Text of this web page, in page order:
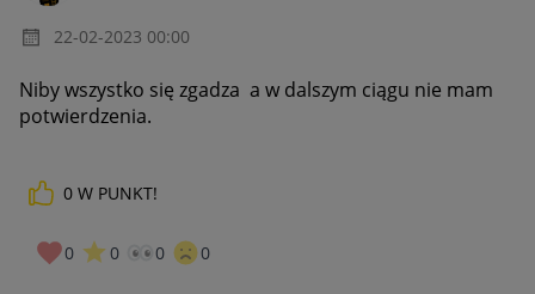
‎22-02-2023 00:00
Niby wszystko się zgadza a w dalszym ciągu nie mam
potwierdzenia.
0 W PUNKT!
0 0 0 0